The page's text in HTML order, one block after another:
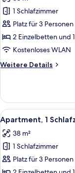
Apartment,
1
Schlafzimmer
(3
anzeigen
1 Schlafzimmer
Platz für 3 Personen
2 Einzelbetten und
Kostenloses WLAN
Weitere Details
Weitere
1
Schlafzimmer
(3
people)
Alle
Fotos
für
Apartment,
1
10
Apartment, 1
38 m²
1 Schlafzimmer
Platz für 3 Personen